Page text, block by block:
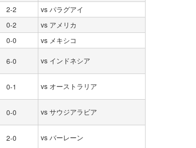
2-2
vs パラグアイ
0-2
vs アメリカ
0-0 vs メキシコ
6-0 vs インドネシア
0-1 vs オーストラリア
0-0 vs サウジアラビア
2-0 vs バーレーン